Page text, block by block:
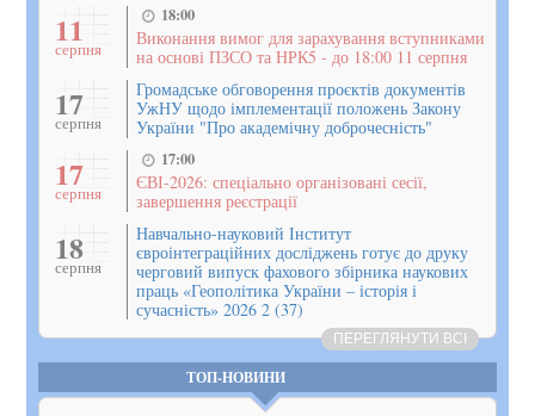
11
серпня
18:00
Виконання вимог для зарахування вступниками
на основі ПЗСО та НРК5 - до 18:00 11 серпня
17
серпня
Громадське обговорення проєктів документів
УжНУ щодо імплементації положень Закону
України "Про академічну доброчесність"
17
серпня
17:00
ЄВІ-2026: спеціально організовані сесії,
завершення реєстрації
18
серпня
Навчально-науковий Інститут
євроінтеграційних досліджень готує до друку
черговий випуск фахового збірника наукових
праць «Геополітика України – історія і
сучасність» 2026 2 (37)
ПЕРЕГЛЯНУТИ ВСІ
ТОП-НОВИНИ